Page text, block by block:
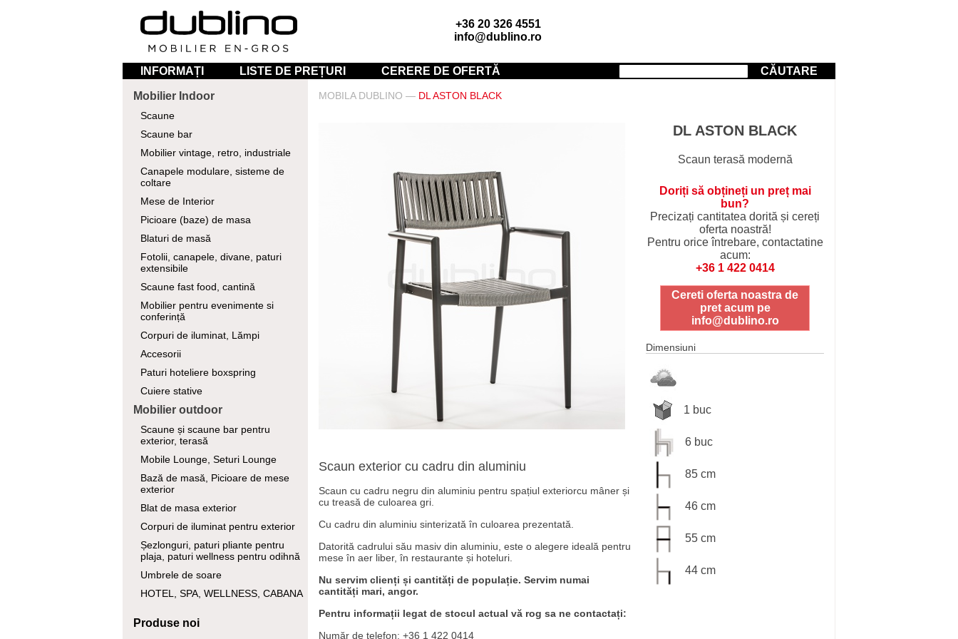
+36 20 326 4551
info@dublino.ro
INFORMAȚI LISTE DE PREȚURI CERERE DE OFERTĂ CĂUTARE
Mobilier Indoor
Scaune
Scaune bar
Mobilier vintage, retro, industriale
Canapele modulare, sisteme de
coltare
Mese de Interior
Picioare (baze) de masa
Blaturi de masă
Fotolii, canapele, divane, paturi
extensibile
Scaune fast food, cantină
Mobilier pentru evenimente si
conferință
Corpuri de iluminat, Lămpi
Accesorii
Paturi hoteliere boxspring
Cuiere stative
Mobilier outdoor
Scaune și scaune bar pentru
exterior, terasă
Mobile Lounge, Seturi Lounge
Bază de masă, Picioare de mese
exterior
Blat de masa exterior
Corpuri de iluminat pentru exterior
Șezlonguri, paturi pliante pentru
plaja, paturi wellness pentru odihnă
Umbrele de soare
HOTEL, SPA, WELLNESS, CABANA
Produse noi
MOBILA DUBLINO — DL ASTON BLACK
DL ASTON BLACK
Scaun terasă modernă
Doriți să obțineți un preț mai
bun?
Precizați cantitatea dorită și cereți
oferta noastră!
Pentru orice întrebare, contactatine
acum:
+36 1 422 0414
Cereti oferta noastra de
pret acum pe
info@dublino.ro
Dimensiuni
1 buc
6 buc
85 cm
46 cm
55 cm
44 cm
Scaun exterior cu cadru din aluminiu
Scaun cu cadru negru din aluminiu pentru spațiul exteriorcu mâner și
cu treasă de culoarea gri.
Cu cadru din aluminiu sinterizată în culoarea prezentată.
Datorită cadrului său masiv din aluminiu, este o alegere ideală pentru
mese în aer liber, în restaurante și hoteluri.
Nu servim clienți și cantități de populație. Servim numai
cantități mari, angor.
Pentru informații legat de stocul actual vă rog sa ne contactați:
Număr de telefon: +36 1 422 0414